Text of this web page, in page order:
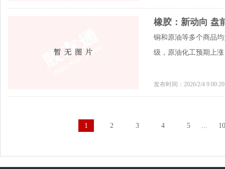
橡胶：新动向 盘
铜和原油等多个商品
级，原油化工预期上
发布时间：2026/2/4
1 2 3 4 5 ...